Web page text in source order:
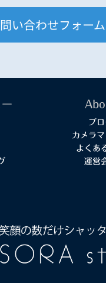
い合わせフォーム
ブ
カメラ
よくあ
運営